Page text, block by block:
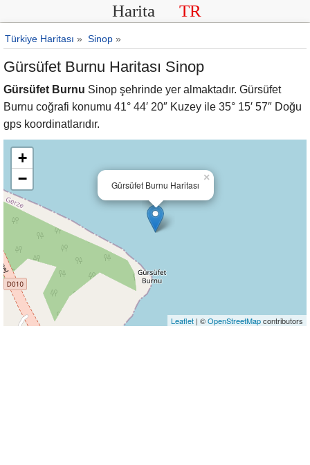
Harita TR
Türkiye Haritası » Sinop »
Gürsüfet Burnu Haritası Sinop
Gürsüfet Burnu Sinop şehrinde yer almaktadır. Gürsüfet
Burnu coğrafi konumu 41° 44′ 20″ Kuzey ile 35° 15′ 57″ Doğu
gps koordinatlarıdır.
Gürsüfet Burnu Haritası
×
+
−
Leaflet | ©OpenStreetMapcontributors